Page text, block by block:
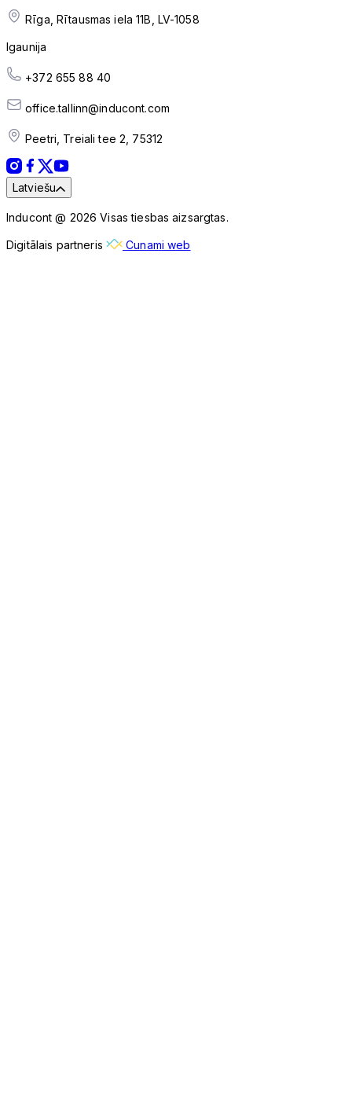
Rīga, Rītausmas iela 11B, LV-1058
Igaunija
+372 655 88 40
office.tallinn@inducont.com
Peetri, Treiali tee 2, 75312
Latviešu
Inducont @ 2026 Visas tiesbas aizsargtas.
Digitālais partneris Cunami web